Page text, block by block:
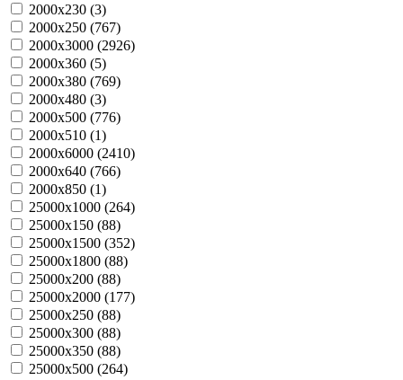
2000х230 (3)
2000х250 (767)
2000х3000 (2926)
2000х360 (5)
2000х380 (769)
2000х480 (3)
2000х500 (776)
2000х510 (1)
2000х6000 (2410)
2000х640 (766)
2000х850 (1)
25000х1000 (264)
25000х150 (88)
25000х1500 (352)
25000х1800 (88)
25000х200 (88)
25000х2000 (177)
25000х250 (88)
25000х300 (88)
25000х350 (88)
25000х500 (264)